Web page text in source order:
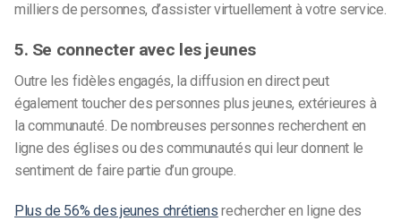
milliers de personnes, d’assister virtuellement à votre service.
5. Se connecter avec les jeunes
Outre les fidèles engagés, la diffusion en direct peut
également toucher des personnes plus jeunes, extérieures à
la communauté. De nombreuses personnes recherchent en
ligne des églises ou des communautés qui leur donnent le
sentiment de faire partie d’un groupe.
Plus de 56% des jeunes chrétiens rechercher en ligne des